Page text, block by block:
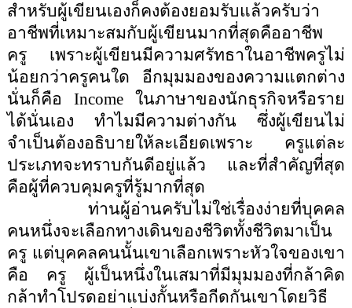
สำหรับผู้เขียนเองก็คงต้องยอมรับแล้วครับว่า
อาชีพที่เหมาะสมกับผู้เขียนมากที่สุดคืออาชีพ
ครู เพราะผู้เขียนมีความศรัทธาในอาชีพครูไม่
น้อยกว่าครูคนใด อีกมุมมองของความแตกต่าง
นั่นก็คือ Incomeในภาษาของนักธุรกิจหรือราย
ได้นั่นเอง ทำไมมีความต่างกัน ซึ่งผู้เขียนไม่
จำเป็นต้องอธิบายให้ละเอียดเพราะ
ครูแต่ละ
ประเภทจะทราบกันดีอยู่แล้ว และที่สำคัญที่สุด
คือผู้ที่ควบคุมครูที่รู้มากที่สุด
ท่านผู้อ่านครับไม่ใช่เรื่องง่ายที่บุคคล
คนหนึ่งจะเลือกทางเดินของชีวิตทั้งชีวิตมาเป็น
ครู แต่บุคคลคนนั้นเขาเลือกเพราะหัวใจของเขา
คือ ครู ผู้เป็นหนึ่งในเสมาที่มีมุมมองที่กล้าคิด
กล้าทำโปรดอย่าแบ่งกั้นหรือกีดกันเขาโดยวิธี